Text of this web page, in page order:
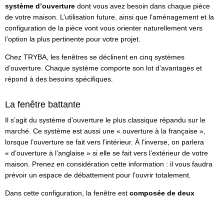
système d’ouverture dont vous avez besoin dans chaque pièce
de votre maison. L’utilisation future, ainsi que l’aménagement et la
configuration de la pièce vont vous orienter naturellement vers
l’option la plus pertinente pour votre projet.
Chez TRYBA, les fenêtres se déclinent en cinq systèmes
d’ouverture. Chaque système comporte son lot d’avantages et
répond à des besoins spécifiques.
La fenêtre battante
Il s’agit du système d’ouverture le plus classique répandu sur le
marché. Ce système est aussi une « ouverture à la française »,
lorsque l’ouverture se fait vers l’intérieur. À l’inverse, on parlera
« d’ouverture à l’anglaise » si elle se fait vers l’extérieur de votre
maison. Prenez en considération cette information : il vous faudra
prévoir un espace de débattement pour l’ouvrir totalement.
Dans cette configuration, la fenêtre est composée de deux